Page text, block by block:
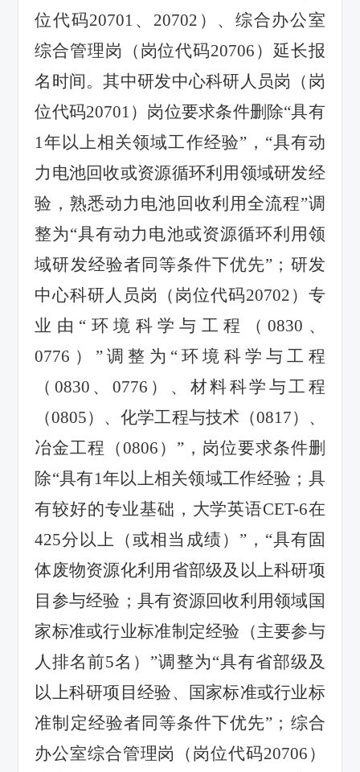
位代码20701、20702）、综合办公室
综合管理岗（岗位代码20706）延长报
名时间。其中研发中心科研人员岗（岗
位代码20701）岗位要求条件删除“具有
1年以上相关领域工作经验”，“具有动
力电池回收或资源循环利用领域研发经
验，熟悉动力电池回收利用全流程”调
整为“具有动力电池或资源循环利用领
域研发经验者同等条件下优先”；研发
中心科研人员岗（岗位代码20702）专
业由“环境科学与工程（0830、
0776）”调整为“环境科学与工程
（0830、0776）、材料科学与工程
（0805）、化学工程与技术（0817）、
冶金工程（0806）”，岗位要求条件删
除“具有1年以上相关领域工作经验；具
有较好的专业基础，大学英语CET-6在
425分以上（或相当成绩）”，“具有固
体废物资源化利用省部级及以上科研项
目参与经验；具有资源回收利用领域国
家标准或行业标准制定经验（主要参与
人排名前5名）”调整为“具有省部级及
以上科研项目经验、国家标准或行业标
准制定经验者同等条件下优先”；综合
办公室综合管理岗（岗位代码20706）